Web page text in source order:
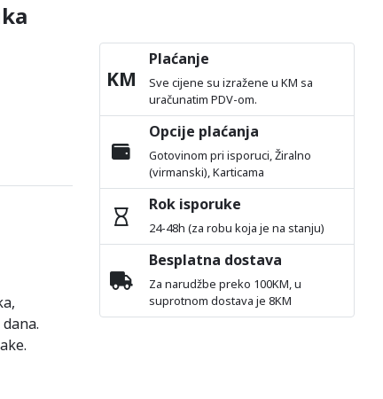
KM
Plaćanje
Sve cijene su izražene u KM sa
uračunatim PDV-om.
Opcije plaćanja
Gotovinom pri isporuci, Žiralno
(virmanski), Karticama
Rok isporuke
24-48h (za robu koja je na stanju)
Besplatna dostava
Za narudžbe preko 100KM, u
suprotnom dostava je 8KM